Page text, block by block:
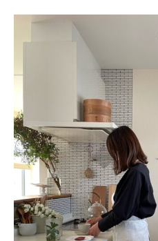
daily mukuri/ アイテム
カテゴリー一覧
新着記事
人気の記事
おすすめの記事